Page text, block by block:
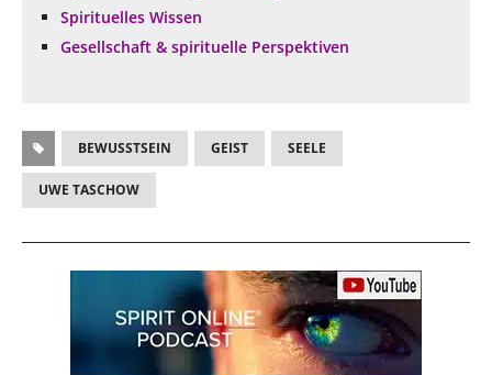
Spirituelles Wissen
Gesellschaft & spirituelle Perspektiven
BEWUSSTSEIN GEIST SEELE
UWE TASCHOW